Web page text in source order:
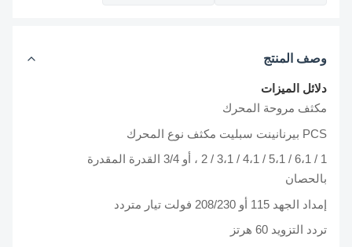
وصف المنتج
دلائل الميزات
مكثف مروحة المحرك
1 / 6،1 / 5،1 / 4،1 / 3،1 / 2 ، أو 3/4 القدرة المقدرة
بالحصان
إمداد الجهد 115 أو 208/230 فولت تيار متردد
تردد التزويد 60 هرتز